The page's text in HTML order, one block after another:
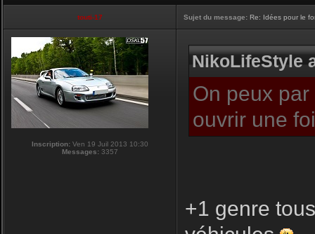
touti-17 Sujet du message: Re: Idées pour le
Inscription: Ven 19 Juil 2013 10:30
Messages: 3357
NikoLifeStyle
On peux
ouvrir une
+1 genre